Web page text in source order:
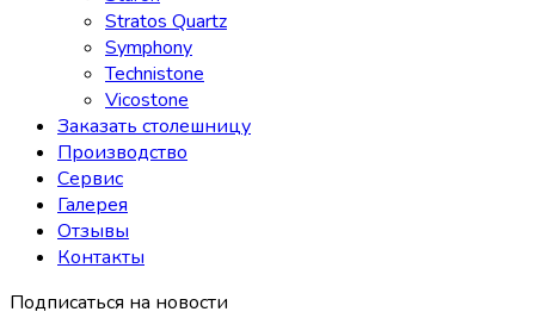
Stratos Quartz
Symphony
Technistone
Vicostone
Заказать столешницу
Производство
Сервис
Галерея
Отзывы
Контакты
Подписаться на новости